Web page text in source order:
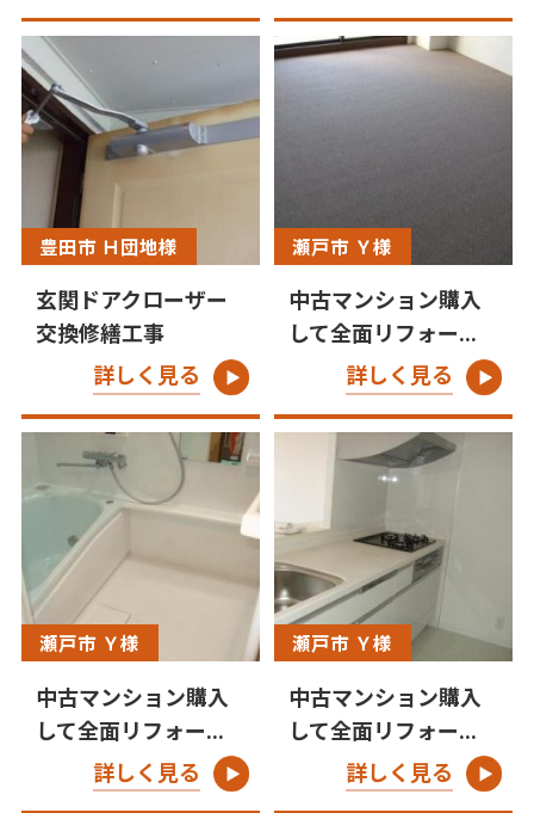
豊田市 Ｈ団地様
玄関ドアクローザー
交換修繕工事
詳しく見る
瀬戸市 Ｙ様
中古マンション購入
して全面リフォー...
詳しく見る
瀬戸市 Ｙ様
中古マンション購入
して全面リフォー...
詳しく見る
瀬戸市 Ｙ様
中古マンション購入
して全面リフォー...
詳しく見る